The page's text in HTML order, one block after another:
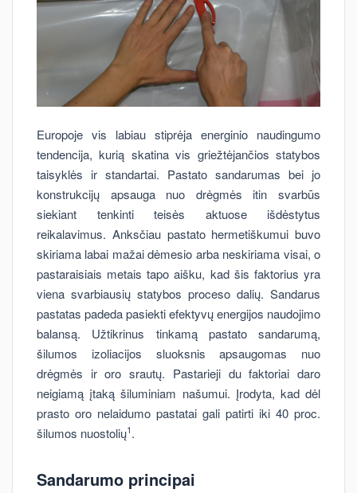
Europoje vis labiau stiprėja energinio naudingumo
tendencija, kurią skatina vis griežtėjančios statybos
taisyklės ir standartai. Pastato sandarumas bei jo
konstrukcijų apsauga nuo drėgmės itin svarbūs
siekiant tenkinti teisės aktuose išdėstytus
reikalavimus. Anksčiau pastato hermetiškumui buvo
skiriama labai mažai dėmesio arba neskiriama visai, o
pastaraisiais metais tapo aišku, kad šis faktorius yra
viena svarbiausių statybos proceso dalių. Sandarus
pastatas padeda pasiekti efektyvų energijos naudojimo
balansą. Užtikrinus tinkamą pastato sandarumą,
šilumos izoliacijos sluoksnis apsaugomas nuo
drėgmės ir oro srautų. Pastarieji du faktoriai daro
neigiamą įtaką šiluminiam našumui. Įrodyta, kad dėl
prasto oro nelaidumo pastatai gali patirti iki 40 proc.
šilumos nuostolių1.
Sandarumo principai